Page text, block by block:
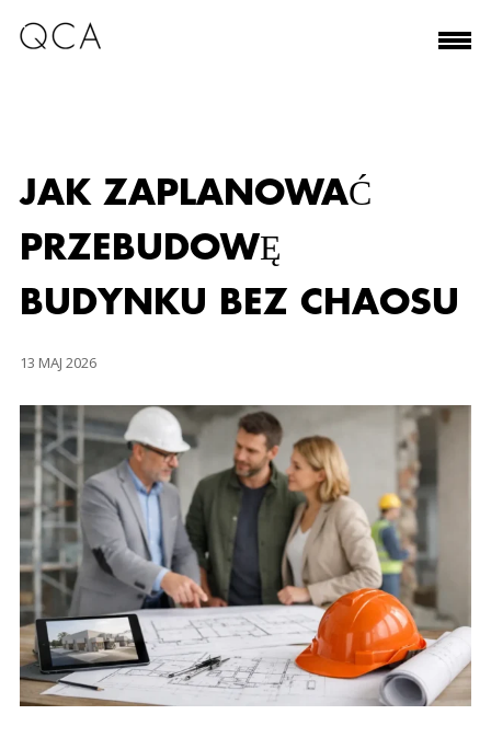
JAK ZAPLANOWAĆ
PRZEBUDOWĘ
BUDYNKU BEZ CHAOSU
13 MAJ 2026